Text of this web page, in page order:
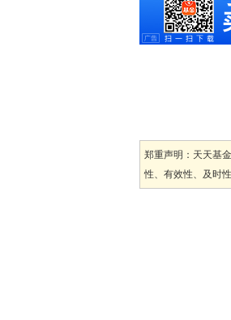
郑重声明：天天基
性、有效性、及时